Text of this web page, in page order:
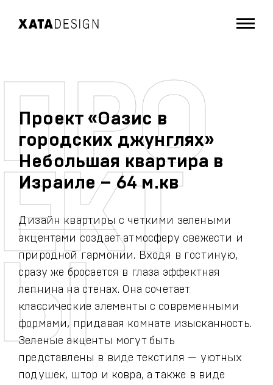
Проект «Оазис в
городских джунглях»
Небольшая квартира в
Израиле – 64 м.кв
Дизайн квартиры с четкими зелеными
акцентами создает атмосферу свежести и
природной гармонии. Входя в гостиную,
сразу же бросается в глаза эффектная
лепнина на стенах. Она сочетает
классические элементы с современными
формами, придавая комнате изысканность.
Зеленые акценты могут быть
представлены в виде текстиля — уютных
подушек, штор и ковра, а также в виде